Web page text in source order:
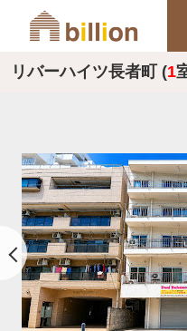
リバーハイツ長者町 (1